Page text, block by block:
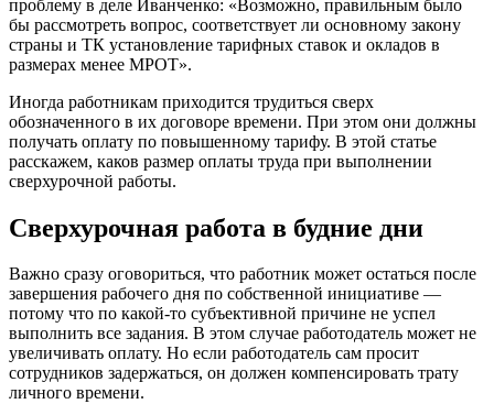
проблему в деле Иванченко: «Возможно, правильным было
бы рассмотреть вопрос, соответствует ли основному закону
страны и ТК установление тарифных ставок и окладов в
размерах менее МРОТ».
Иногда работникам приходится трудиться сверх
обозначенного в их договоре времени. При этом они должны
получать оплату по повышенному тарифу. В этой статье
расскажем, каков размер оплаты труда при выполнении
сверхурочной работы.
Сверхурочная работа в будние дни
Важно сразу оговориться, что работник может остаться после
завершения рабочего дня по собственной инициативе —
потому что по какой-то субъективной причине не успел
выполнить все задания. В этом случае работодатель может не
увеличивать оплату. Но если работодатель сам просит
сотрудников задержаться, он должен компенсировать трату
личного времени.